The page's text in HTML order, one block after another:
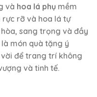
và hoa lá phụ mềm
rực rỡ và hoa lá tự
sang trọng và đầy
món quà tặng ý
để trang trí không
và tinh tế.